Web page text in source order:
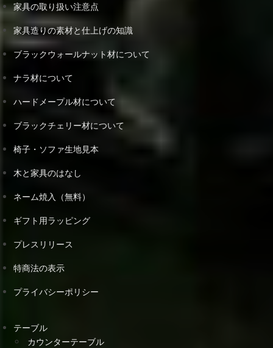
家具の取り扱い注意点
家具造りの素材と仕上げの知識
ブラックウォールナット材について
ナラ材について
ハードメープル材について
ブラックチェリー材について
椅子・ソファ生地見本
木と家具のはなし
ネーム焼入（無料）
ギフト用ラッピング
プレスリリース
特商法の表示
プライバシーポリシー
テーブル
カウンターテーブル